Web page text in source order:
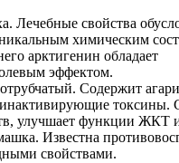
Лечебные свойства
химическим
арктигенин обладает
эффектом.
Содержит
токсины.
улучшает функции ЖКТ
Известна
свойствами.